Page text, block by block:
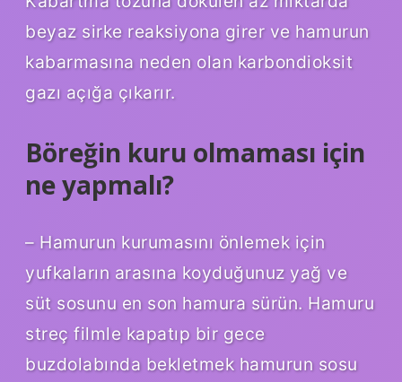
beyaz sirke reaksiyona girer ve hamurun
kabarmasına neden olan karbondioksit
gazı açığa çıkarır.
Böreğin kuru olmaması için
ne yapmalı?
– Hamurun kurumasını önlemek için
yufkaların arasına koyduğunuz yağ ve
süt sosunu en son hamura sürün. Hamuru
streç filmle kapatıp bir gece
buzdolabında bekletmek hamurun sosu